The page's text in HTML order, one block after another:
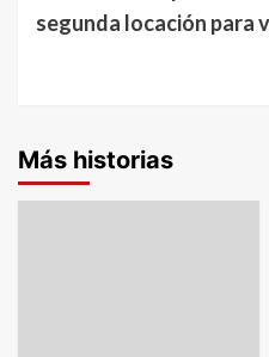
segunda locación para
Más historias